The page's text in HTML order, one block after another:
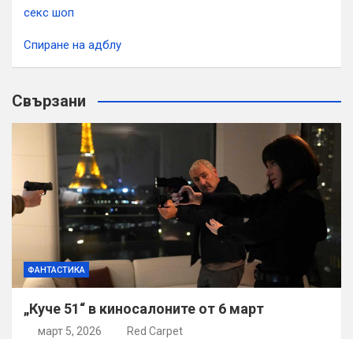
секс шоп
Спиране на адблу
Свързани
ФАНТАСТИКА
„Куче 51“ в киносалоните от 6 март
март 5, 2026 Red Carpet